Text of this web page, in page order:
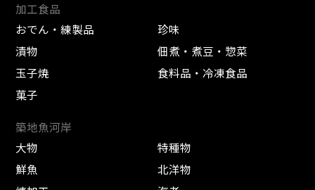
加工食品
おでん・練製品
珍味
漬物
佃煮・煮豆・惣菜
玉子焼
食料品・冷凍食品
菓子
築地魚河岸
大物
特種物
鮮魚
北洋物